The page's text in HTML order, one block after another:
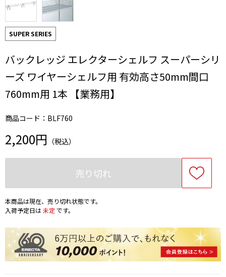
SUPER SERIES
バックレッジ エレクターシェルフ スーパーシリ
ーズ ワイヤーシェルフ用 有効高さ50mm間口
760mm用 1本 【業務用】
商品コード：BLF760
2,200円 （税込）
売り切れ
本商品は現在、売り切れ状態です。
入荷予定日は未定 です。